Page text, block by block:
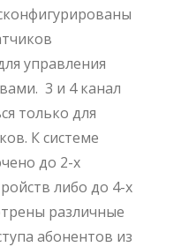
управления
3 и 4 канал
только для
К системе
до 2-х
либо до 4-х
различные
абонентов из